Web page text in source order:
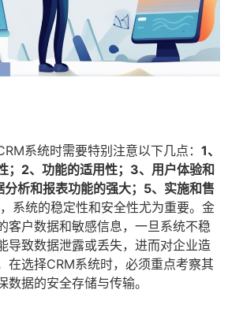
系统时需要特别注意以下几点： 1、
；2、功能的适用性；3、用户体验和
析和报表功能的强大；5、实施和售
系统的稳定性和安全性尤为重要。金
客户数据和敏感信息，一旦系统不稳
导致数据泄露或丢失，进而对企业造
在选择CRM系统时，必须重点考察其
据的安全存储与传输。